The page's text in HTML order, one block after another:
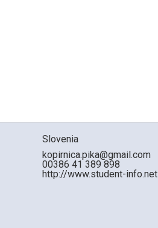
Slovenia
kopirnica.pika@gmail.com
00386 41 389 898
http://www.student-info.net